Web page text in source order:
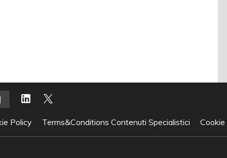
Policy Terms&Conditions Contenuti Specialistici